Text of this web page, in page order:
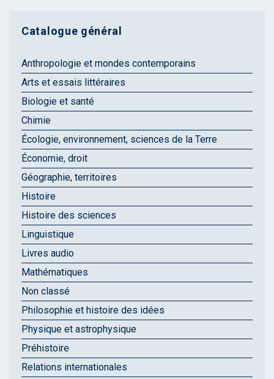
Catalogue général
Anthropologie et mondes contemporains
Arts et essais littéraires
Biologie et santé
Chimie
Écologie, environnement, sciences de la Terre
Économie, droit
Géographie, territoires
Histoire
Histoire des sciences
Linguistique
Livres audio
Mathématiques
Non classé
Philosophie et histoire des idées
Physique et astrophysique
Préhistoire
Relations internationales